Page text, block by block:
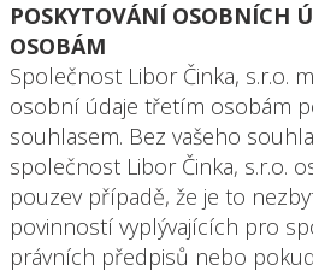
POSKYTOVÁNÍ OSOBNÍCH
OSOBÁM
Společnost Libor Činka, s.r.o.
osobní údaje třetím osobám
souhlasem. Bez vašeho
společnost Libor Činka, s.r.o.
pouzev případě, že je to
povinností vyplývajících pro
právních předpisů nebo